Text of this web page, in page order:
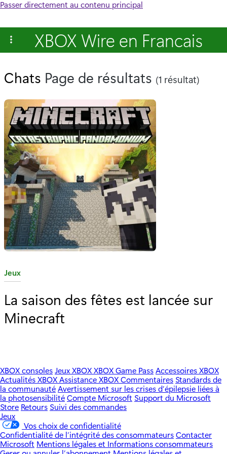
Passer directement au contenu principal
XBOX Wire en Francais
Chats Page de résultats (1 résultat)
C
é
g
i
e
:
Jeux
La saison des fêtes est lancée sur
Minecraft
XBOX consolesJeux XBOXXBOX Game PassAccessoires XBOX
Actualités XBOXAssistance XBOXCommentaires Standards de
la communautéAvertissement sur les crises d’épilepsie liées à
la photosensibilitéCompte Microsoft Support du Microsoft
Store Retours Suivi des commandes
Jeux
Vos choix de confidentialité
Confidentialité de l’intégrité des consommateursContacter
Microsoft Mentions légales et Informations consommateurs